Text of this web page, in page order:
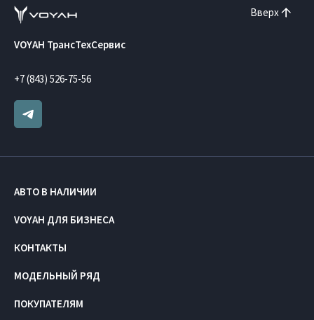
Вверх
VOYAH ТрансТехСервис
+7 (843) 526-75-56
АВТО В НАЛИЧИИ
VOYAH ДЛЯ БИЗНЕСА
КОНТАКТЫ
МОДЕЛЬНЫЙ РЯД
ПОКУПАТЕЛЯМ